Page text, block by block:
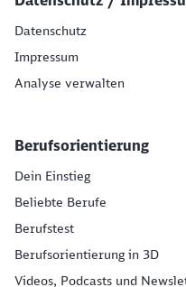
Datenschutz
Impressum
Analyse verwalten
Berufsorientierung
Dein Einstieg
Beliebte Berufe
Berufstest
Berufsorientierung in 3D
Videos, Podcasts und